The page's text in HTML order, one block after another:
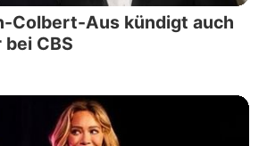
Colbert-Aus kündigt auch
CBS